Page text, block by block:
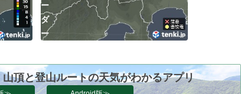
ー
ダ
ー
頂と登山ルートの天気がわかるアプリ